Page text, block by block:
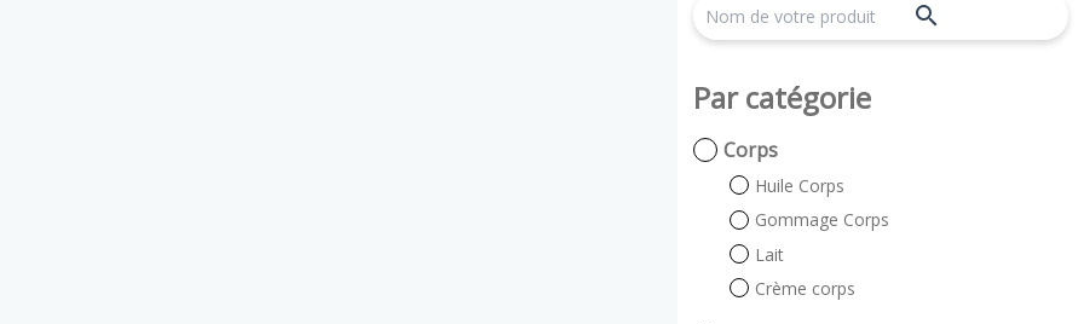
search
Par catégorie
Corps
Huile Corps
Gommage Corps
Lait
Crème corps